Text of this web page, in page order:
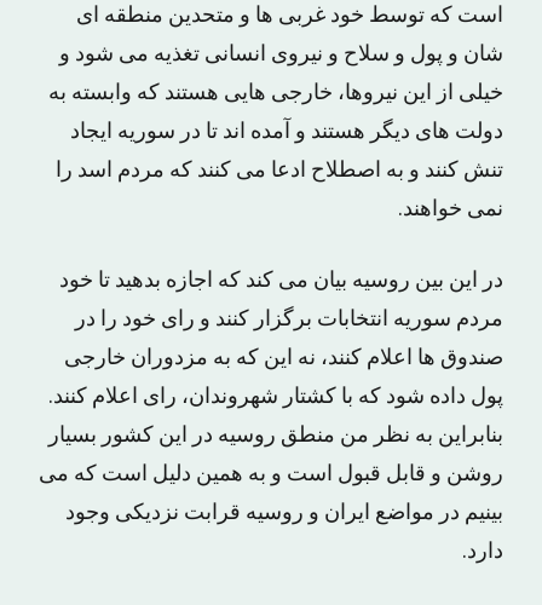
است که توسط خود غربی ها و متحدین منطقه ای
شان و پول و سلاح و نیروی انسانی تغذیه می شود و
خیلی از این نیروها، خارجی هایی هستند که وابسته به
دولت های دیگر هستند و آمده اند تا در سوریه ایجاد
تنش کنند و به اصطلاح ادعا می کنند که مردم اسد را
نمی خواهند.
در این بین روسیه بیان می کند که اجازه بدهید تا خود
مردم سوریه انتخابات برگزار کنند و رای خود را در
صندوق ها اعلام کنند، نه این که به مزدوران خارجی
پول داده شود که با کشتار شهروندان، رای اعلام کنند.
بنابراین به نظر من منطق روسیه در این کشور بسیار
روشن و قابل قبول است و به همین دلیل است که می
بینیم در مواضع ایران و روسیه قرابت نزدیکی وجود
دارد.